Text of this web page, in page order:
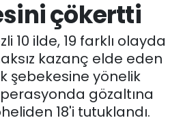
çökertti
10 ilde, 19 farklı olayda
kazanç elde eden
şebekesine yönelik
gözaltına
18'i tutuklandı.
Durumu ve Fikstür